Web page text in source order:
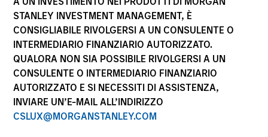
STANLEY INVESTMENT MANAGEMENT, È
CONSIGLIABILE RIVOLGERSI A UN CONSULENTE O
INTERMEDIARIO FINANZIARIO AUTORIZZATO.
QUALORA NON SIA POSSIBILE RIVOLGERSI A UN
CONSULENTE O INTERMEDIARIO FINANZIARIO
AUTORIZZATO E SI NECESSITI DI ASSISTENZA,
INVIARE UN’E-MAIL ALL’INDIRIZZO
CSLUX@MORGANSTANLEY.COM
La performance passata non è un indicatore affidabile dei
risultati futuri. I rendimenti possono aumentare o diminuire
per effetto delle oscillazioni valutarie. Tutti i dati di
performance sono calcolati in base al valore del
patrimonio netto (NAV), al netto delle spese, e non
comprendono le commissioni e gli oneri relativi
all’emissione e al rimborso delle quote. Tutti i dati relativi
alle performance e agli indici sono tratti da Morgan
Stanley Investment Management.